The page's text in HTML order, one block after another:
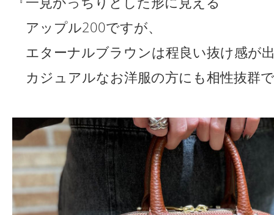
アップル200ですが、
エターナルブラウンは程良い抜け感が
カジュアルなお洋服の方にも相性抜群